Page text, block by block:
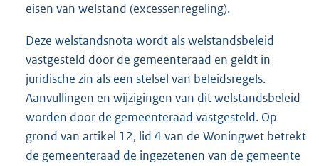
eisen van welstand (excessenregeling).
Deze welstandsnota wordt als welstandsbeleid
vastgesteld door de gemeenteraad en geldt in
juridische zin als een stelsel van beleidsregels.
Aanvullingen en wijzigingen van dit welstandsbeleid
worden door de gemeenteraad vastgesteld. Op
grond van artikel 12, lid 4 van de Woningwet betrekt
de gemeenteraad de ingezetenen van de gemeente